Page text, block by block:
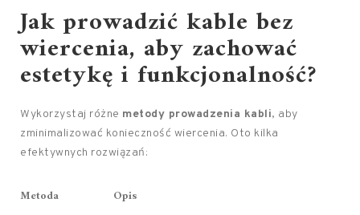
Jak prowadzić kable bez
wiercenia, aby zachować
estetykę i funkcjonalność?
Wykorzystaj różne metody prowadzenia kabli, aby
zminimalizować konieczność wiercenia. Oto kilka
efektywnych rozwiązań:
Metoda
Opis